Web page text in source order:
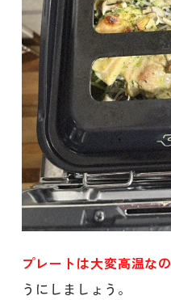
プレートは大変高温な
うにしましょう。